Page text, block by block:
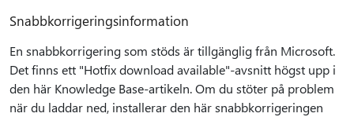
Snabbkorrigeringsinformation
En snabbkorrigering som stöds är tillgänglig från Microsoft.
Det finns ett "Hotfix download available"-avsnitt högst upp i
den här Knowledge Base-artikeln. Om du stöter på problem
när du laddar ned, installerar den här snabbkorrigeringen